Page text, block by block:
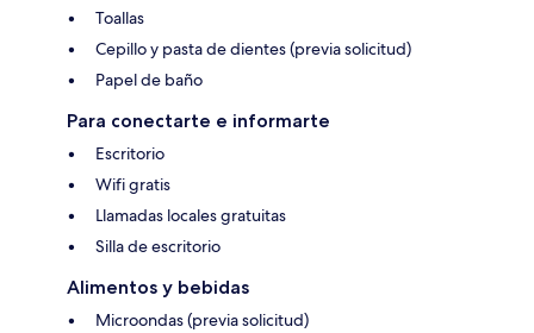
Toallas
Cepillo y pasta de dientes (previa solicitud)
Papel de baño
Para conectarte e informarte
Escritorio
Wifi gratis
Llamadas locales gratuitas
Silla de escritorio
Alimentos y bebidas
Microondas (previa solicitud)